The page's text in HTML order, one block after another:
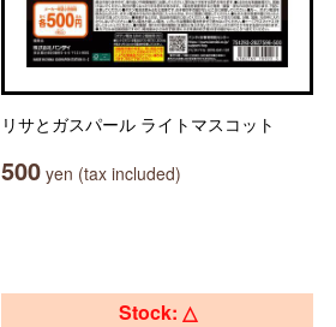
リサとガスパール ライトマスコット
500 yen (tax included)
Stock: △